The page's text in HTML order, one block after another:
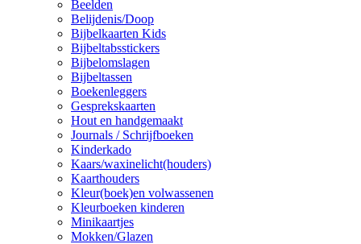
Beelden
Belijdenis/Doop
Bijbelkaarten Kids
Bijbeltabsstickers
Bijbelomslagen
Bijbeltassen
Boekenleggers
Gesprekskaarten
Hout en handgemaakt
Journals / Schrijfboeken
Kinderkado
Kaars/waxinelicht(houders)
Kaarthouders
Kleur(boek)en volwassenen
Kleurboeken kinderen
Minikaartjes
Mokken/Glazen